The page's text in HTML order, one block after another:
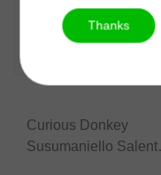
Curious Donkey
Susumaniello
Thanks